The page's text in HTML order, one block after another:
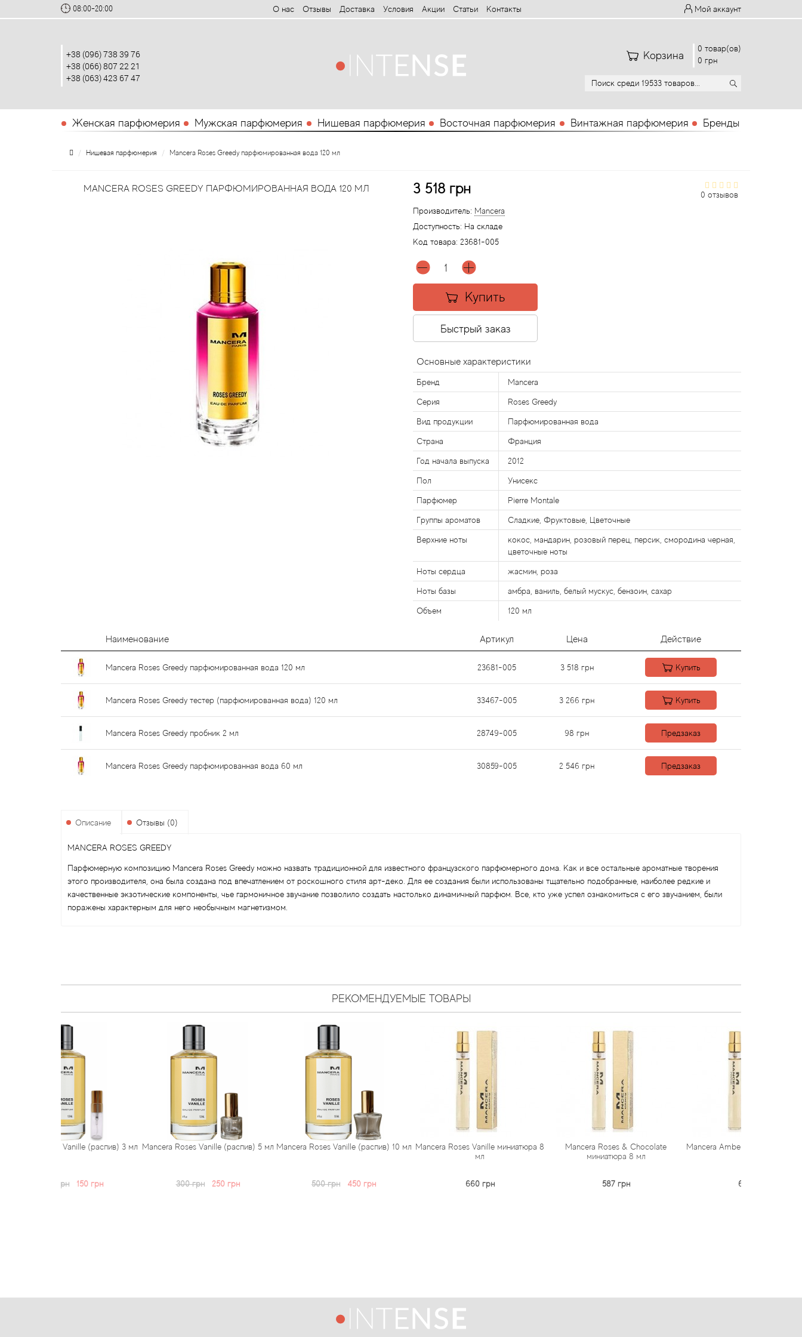
08:00-20:00 О нас Отзывы Доставка Условия Aкции Статьи Контакты Мой аккаунт
+38 (096) 738 39 76
+38 (066) 807 22 21
+38 (063) 423 67 47
Корзина
0 товар(ов)
0 грн
Женская парфюмерия Мужская парфюмерия Нишевая парфюмерия Восточная парфюмерия Винтажная парфюмерия Бренды
Нишевая парфюмерия Mancera Roses Greedy парфюмированная вода 120 мл
MANCERA ROSES GREEDY ПАРФЮМИРОВАННАЯ ВОДА 120 МЛ
0 отзывов
3 518 грн
Производитель: Mancera
Доступность: На складе
Код товара: 23681-005
Купить
Быстрый заказ
Основные характеристики
Бренд Mancera
Серия Roses Greedy
Вид продукции Парфюмированная вода
Страна Франция
Год начала выпуска 2012
Пол Унисекс
Парфюмер Pierre Montale
Группы ароматов Сладкие, Фруктовые, Цветочные
Верхние ноты
кокос, мандарин, розовый перец, персик, смородина черная,
цветочные ноты
Ноты сердца жасмин, роза
Ноты базы амбра, ваниль, белый мускус, бензоин, сахар
Объем 120 мл
Наименование Артикул Цена Действие
Mancera Roses Greedy парфюмированная вода 120 мл 23681-005 3 518 грн Купить
Mancera Roses Greedy тестер (парфюмированная вода) 120 мл 33467-005 3 266 грн Купить
Mancera Roses Greedy пробник 2 мл 28749-005 98 грн Предзаказ
Mancera Roses Greedy парфюмированная вода 60 мл 30859-005 2 546 грн Предзаказ
Описание Отзывы (0)
MANCERA ROSES GREEDY
Парфюмерную композицию Mancera Roses Greedy можно назвать традиционной для известного французского парфюмерного дома. Как и все остальные ароматные творения
этого производителя, она была создана под впечатлением от роскошного стиля арт-деко. Для ее создания были использованы тщательно подобранные, наиболее редкие и
качественные экзотические компоненты, чье гармоничное звучание позволило создать настолько динамичный парфюм. Все, кто уже успел ознакомиться с его звучанием, были
поражены характерным для него необычным магнетизмом.
РЕКОМЕНДУЕМЫЕ ТОВАРЫ
(распив) 3 мл Mancera Roses Vanille (распив) 5 мл
250 грн
Mancera Roses Vanille (распив) 10 мл
450 грн
Mancera Roses Vanille миниатюра 8
Mancera Roses & Chocolate
Mancera Amber & Roses миниатюра